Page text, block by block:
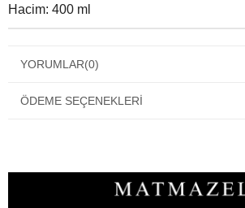
Hacim: 400 ml
YORUMLAR(0)
ÖDEME SEÇENEKLERI